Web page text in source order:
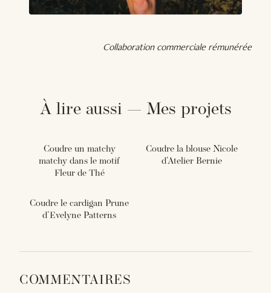
Collaboration commerciale rémunérée
À lire aussi — Mes projets
Coudre un matchy
matchy dans le motif
Fleur de Thé
Coudre la blouse Nicole
d'Atelier Bernie
Coudre le cardigan Prune
d'Evelyne Patterns
COMMENTAIRES